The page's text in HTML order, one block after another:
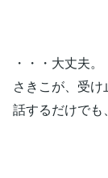
・・・大丈夫。
さきこが、受け
話するだけでも